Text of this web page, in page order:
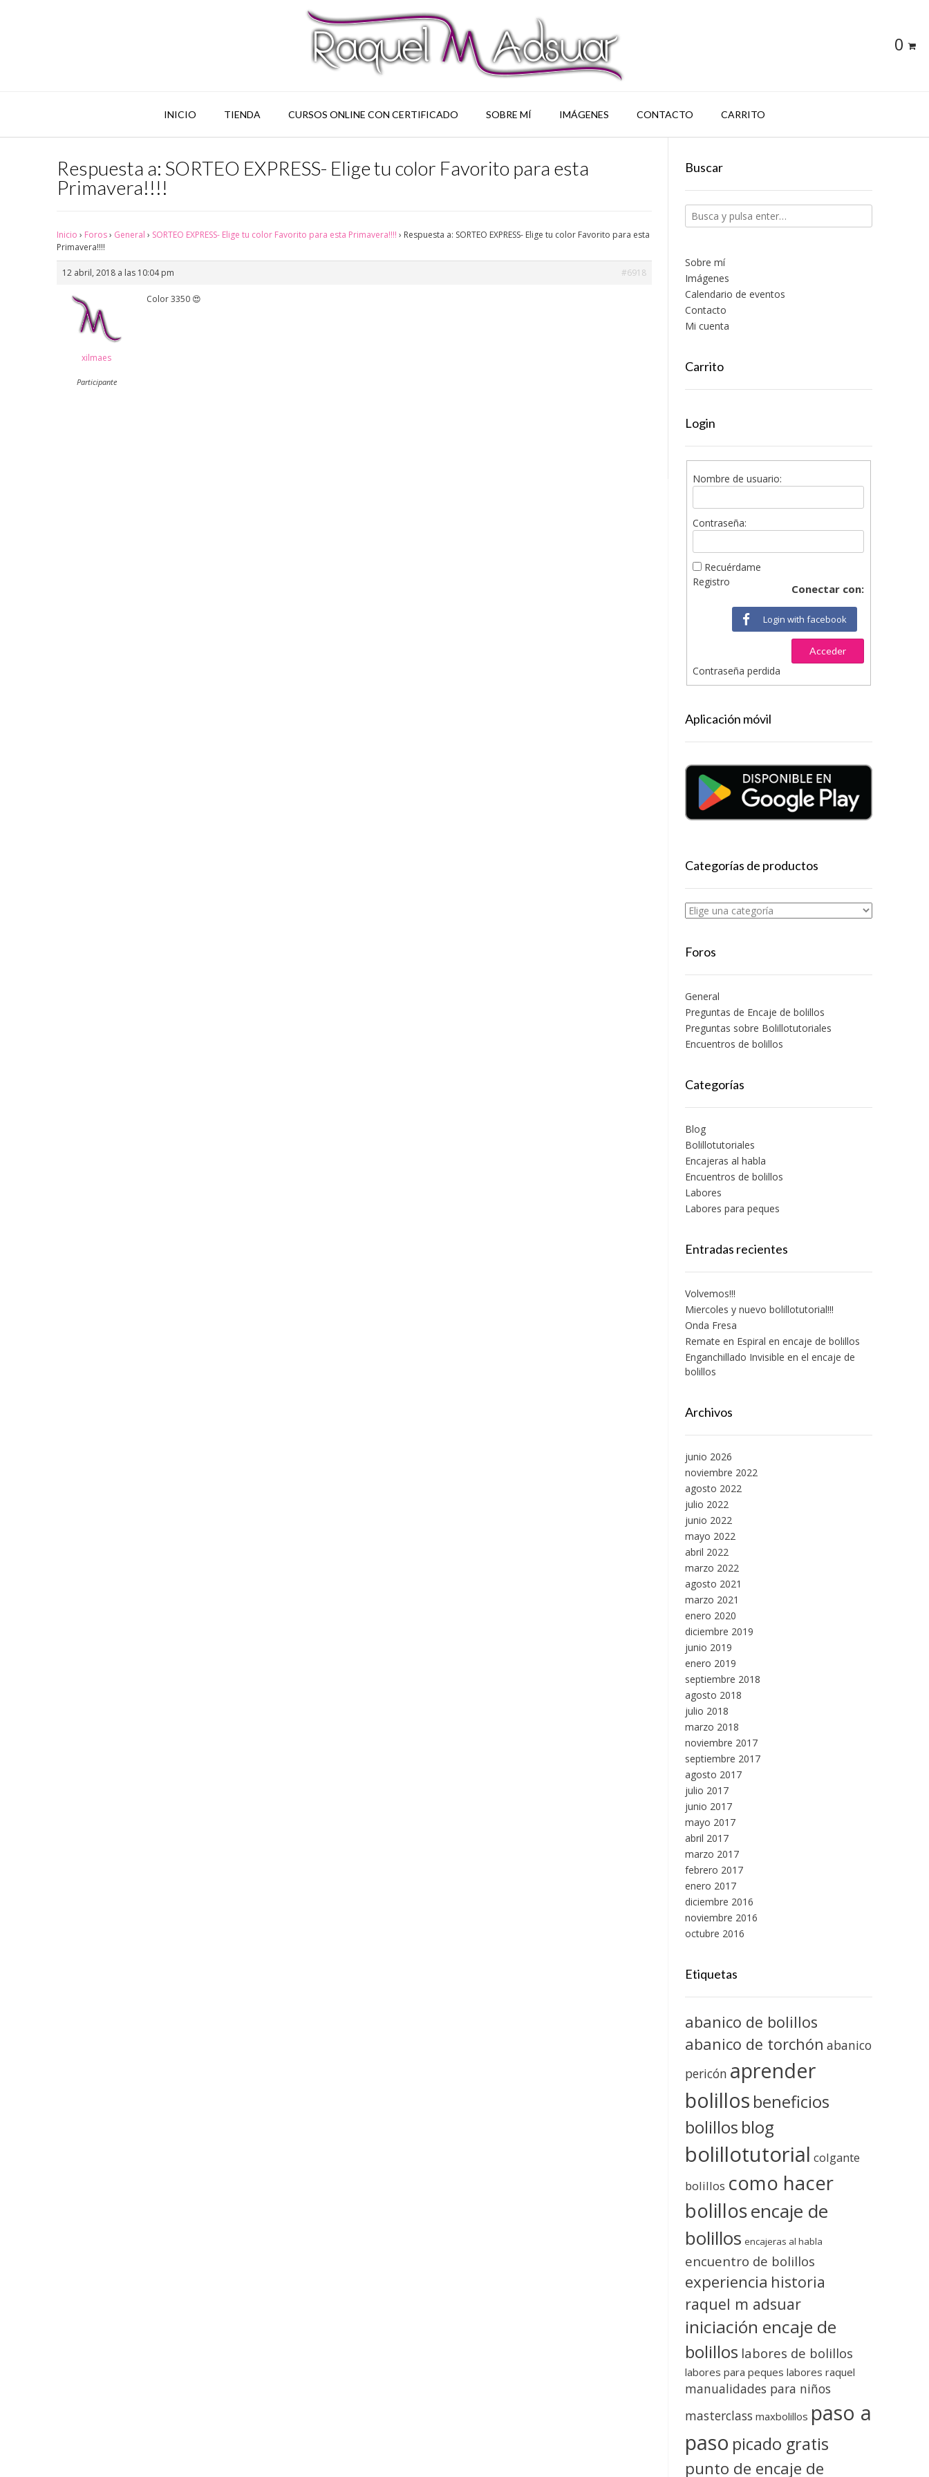
0
INICIO TIENDA CURSOS ONLINE CON CERTIFICADO SOBRE MÍ IMÁGENES CONTACTO CARRITO
Respuesta a: SORTEO EXPRESS- Elige tu color Favorito para esta
Primavera!!!!
Inicio › Foros› General › SORTEO EXPRESS- Elige tu color Favorito para esta Primavera!!!! › Respuesta a: SORTEO EXPRESS- Elige tu color Favorito para esta
Primavera!!!!
12 abril, 2018 a las 10:04 pm #6918
xilmaes
Participante
Color 3350 😍
Buscar
Sobre mí
Imágenes
Calendario de eventos
Contacto
Mi cuenta
Carrito
Login
Nombre de usuario:
Contraseña:
Recuérdame
Conectar con:
Login with facebook
Acceder
Registro
Contraseña perdida
Aplicación móvil
Categorías de productos
Foros
General
Preguntas de Encaje de bolillos
Preguntas sobre Bolillotutoriales
Encuentros de bolillos
Categorías
Blog
Bolillotutoriales
Encajeras al habla
Encuentros de bolillos
Labores
Labores para peques
Entradas recientes
Volvemos!!!
Miercoles y nuevo bolillotutorial!!!
Onda Fresa
Remate en Espiral en encaje de bolillos
Enganchillado Invisible en el encaje de
bolillos
Archivos
junio 2026
noviembre 2022
agosto 2022
julio 2022
junio 2022
mayo 2022
abril 2022
marzo 2022
agosto 2021
marzo 2021
enero 2020
diciembre 2019
junio 2019
enero 2019
septiembre 2018
agosto 2018
julio 2018
marzo 2018
noviembre 2017
septiembre 2017
agosto 2017
julio 2017
junio 2017
mayo 2017
abril 2017
marzo 2017
febrero 2017
enero 2017
diciembre 2016
noviembre 2016
octubre 2016
Etiquetas
abanico de bolillos
abanico de torchón abanico
pericón aprender
bolillos beneficios
bolillos blog
bolillotutorial colgante
bolillos como hacer
bolillosencaje de
bolillos encajeras al habla
encuentro de bolillos
experiencia historia
raquel m adsuar
iniciación encaje de
bolillos labores de bolillos
labores para peques labores raquel
manualidades para niños
masterclass maxbolillos paso a
paso picado gratis
punto de encaje de